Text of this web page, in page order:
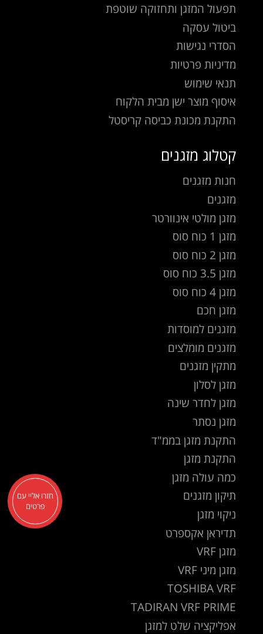
תפעול המזגן ותחזוקה שוטפת
ביטול עסקה
הסדרי נגישות
מדיניות פרטיות
תנאי שימוש
איסוף מוצר ישן מבית הלקוח
התקנת מכונת כביסה קריסטל
קטלוג מזגנים
חנות מזגנים
מזגנים
מזגן מולטי אינוורטר
מזגן 1 כוח סוס
מזגן 2 כוח סוס
מזגן 3.5 כוח סוס
מזגן 4 כוח סוס
מזגן חכם
מזגנים למוסדות
מזגנים מומלצים
מתקין מזגנים
מזגן לסלון
מזגן לחדר שינה
מזגן נסתר
התקנת מזגן בממ"ד
התקנת מזגן
כמה עולה מזגן
תיקון מזגנים
ניקוי מזגן
תדיראן אקספרט
מזגן VRF
מזגן מיני VRF
TOSHIBA VRF
TADIRAN VRF PRIME
אפליקציה שלט למזגן
חזרו אליי עם
פרטים